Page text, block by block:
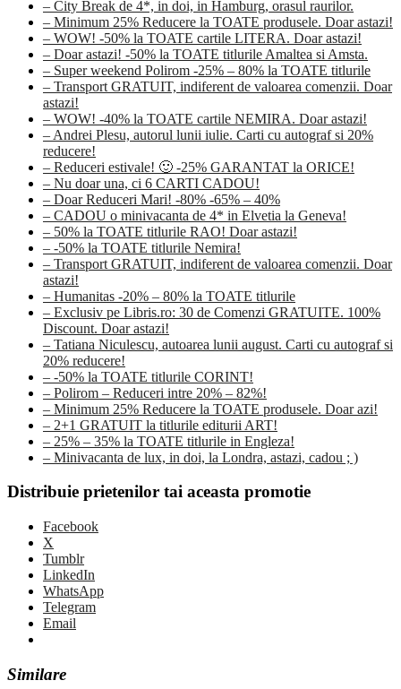
– City Break de 4*, in doi, in Hamburg, orasul raurilor.
– Minimum 25% Reducere la TOATE produsele. Doar astazi!
– WOW! -50% la TOATE cartile LITERA. Doar astazi!
– Doar astazi! -50% la TOATE titlurile Amaltea si Amsta.
– Super weekend Polirom -25% – 80% la TOATE titlurile
– Transport GRATUIT, indiferent de valoarea comenzii. Doar
astazi!
– WOW! -40% la TOATE cartile NEMIRA. Doar astazi!
– Andrei Plesu, autorul lunii iulie. Carti cu autograf si 20%
reducere!
– Reduceri estivale! 🙂 -25% GARANTAT la ORICE!
– Nu doar una, ci 6 CARTI CADOU!
– Doar Reduceri Mari! -80% -65% – 40%
– CADOU o minivacanta de 4* in Elvetia la Geneva!
– 50% la TOATE titlurile RAO! Doar astazi!
– -50% la TOATE titlurile Nemira!
– Transport GRATUIT, indiferent de valoarea comenzii. Doar
astazi!
– Humanitas -20% – 80% la TOATE titlurile
– Exclusiv pe Libris.ro: 30 de Comenzi GRATUITE. 100%
Discount. Doar astazi!
– Tatiana Niculescu, autoarea lunii august. Carti cu autograf si
20% reducere!
– -50% la TOATE titlurile CORINT!
– Polirom – Reduceri intre 20% – 82%!
– Minimum 25% Reducere la TOATE produsele. Doar azi!
– 2+1 GRATUIT la titlurile editurii ART!
– 25% – 35% la TOATE titlurile in Engleza!
– Minivacanta de lux, in doi, la Londra, astazi, cadou ; )
Distribuie prietenilor tai aceasta promotie
Facebook
X
Tumblr
LinkedIn
WhatsApp
Telegram
Email
Similare